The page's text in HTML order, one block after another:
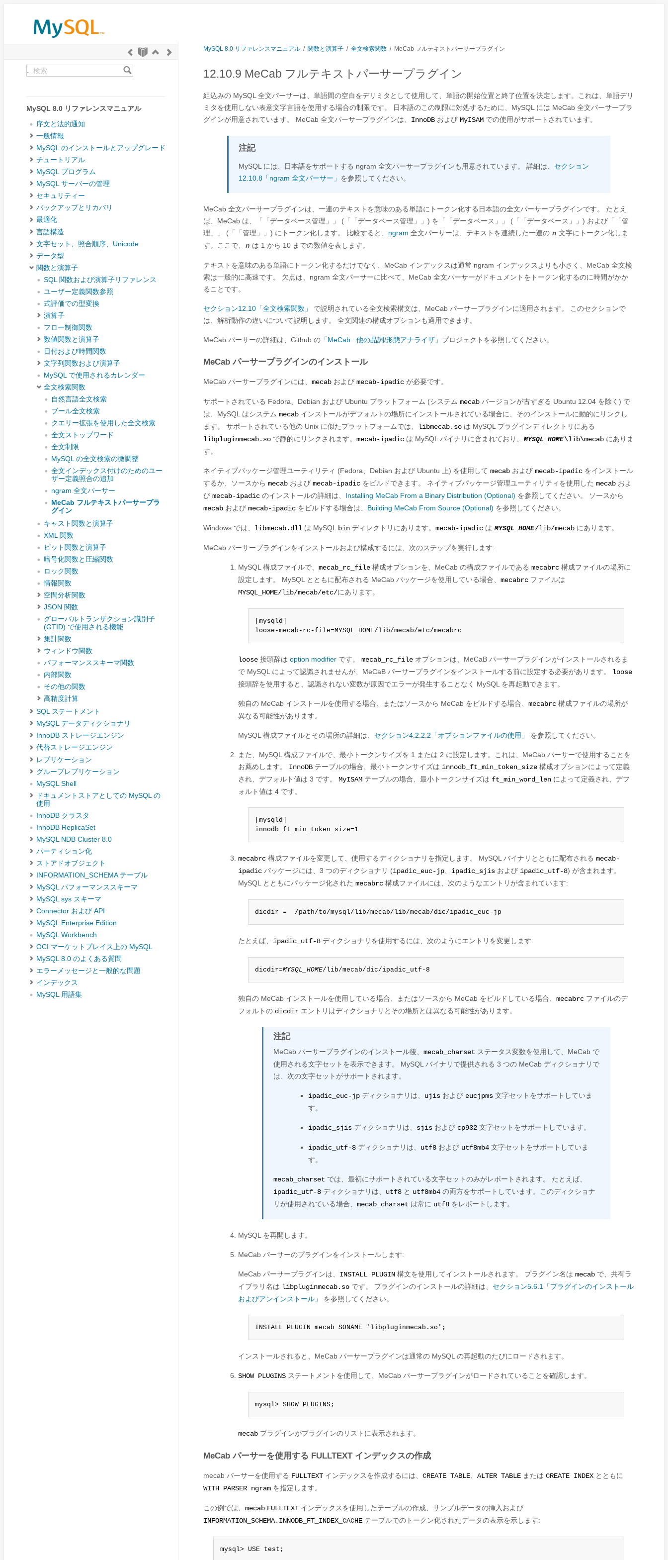
MySQL 8.0 リファレンスマニュアル
序文と法的通知
一般情報
MySQL のインストールとアップグレード
チュートリアル
MySQL プログラム
MySQL サーバーの管理
セキュリティー
バックアップとリカバリ
最適化
言語構造
文字セット、照合順序、Unicode
データ型
関数と演算子
SQL 関数および演算子リファレンス
ユーザー定義関数参照
式評価での型変換
演算子
フロー制御関数
数値関数と演算子
日付および時間関数
文字列関数および演算子
MySQL で使用されるカレンダー
全文検索関数
自然言語全文検索
ブール全文検索
クエリー拡張を使用した全文検索
全文ストップワード
全文制限
MySQL の全文検索の微調整
全文インデックス付けのためのユー
ザー定義照合の追加
ngram 全文パーサー
MeCab フルテキストパーサープラ
グイン
キャスト関数と演算子
XML 関数
ビット関数と演算子
暗号化関数と圧縮関数
ロック関数
情報関数
空間分析関数
JSON 関数
グローバルトランザクション識別子
(GTID) で使用される機能
集計関数
ウィンドウ関数
パフォーマンススキーマ関数
内部関数
その他の関数
高精度計算
SQL ステートメント
MySQL データディクショナリ
InnoDB ストレージエンジン
代替ストレージエンジン
レプリケーション
グループレプリケーション
MySQL Shell
ドキュメントストアとしての MySQL の
使用
InnoDB クラスタ
InnoDB ReplicaSet
MySQL NDB Cluster 8.0
パーティション化
ストアドオブジェクト
INFORMATION_SCHEMA テーブル
MySQL パフォーマンススキーマ
MySQL sys スキーマ
Connector および API
MySQL Enterprise Edition
MySQL Workbench
OCI マーケットプレイス上の MySQL
MySQL 8.0 のよくある質問
エラーメッセージと一般的な問題
インデックス
MySQL 用語集
MySQL 8.0 リファレンスマニュアル / 関数と演算子 / 全文検索関数 / MeCab フルテキストパーサープラグイン
12.10.9 MeCab フルテキストパーサープラグイン
組込みの MySQL 全文パーサーは、単語間の空白をデリミタとして使用して、単語の開始位置と終了位置を決定します。これは、単語デリ
ミタを使用しない表意文字言語を使用する場合の制限です。 日本語のこの制限に対処するために、MySQL には MeCab 全文パーサープラ
グインが用意されています。 MeCab 全文パーサープラグインは、 InnoDB および MyISAM での使用がサポートされています。
注記
MySQL には、日本語をサポートする ngram 全文パーサープラグインも用意されています。 詳細は、 セクション
12.10.8「ngram 全文パーサー」 を参照してください。
MeCab 全文パーサープラグインは、一連のテキストを意味のある単語にトークン化する日本語の全文パーサープラグインです。 たとえ
ば、MeCab は、
「 「 データベース管理 」 」 ( 「 「データベース管理」 」 ) を 「 「 データベース 」 」 ( 「 「データベース」 」 ) および 「 「 管
理 」 」 ( 「 「管理」 」 ) にトークン化します。 比較すると、 ngram 全文パーサーは、テキストを連続した一連の n 文字にトークン化しま
す。ここで、 n は 1 から 10 までの数値を表します。
テキストを意味のある単語にトークン化するだけでなく、MeCab インデックスは通常 ngram インデックスよりも小さく、MeCab 全文検
索は一般的に高速です。 欠点は、ngram 全文パーサーに比べて、MeCab 全文パーサーがドキュメントをトークン化するのに時間がかか
ることです。
セクション12.10「全文検索関数」
で説明されている全文検索構文は、MeCab パーサープラグインに適用されます。 このセクションで
は、解析動作の違いについて説明します。 全文関連の構成オプションも適用できます。
MeCab パーサーの詳細は、Github の 「MeCab : 他の品詞/形態アナライザ」 プロジェクトを参照してください。
MeCab パーサープラグインのインストール
MeCab パーサープラグインには、 mecab および mecab-ipadic が必要です。
サポートされている Fedora、Debian および Ubuntu プラットフォーム (システム mecab バージョンが古すぎる Ubuntu 12.04 を除く) で
は、MySQL はシステム mecab インストールがデフォルトの場所にインストールされている場合に、そのインストールに動的にリンクし
ます。 サポートされている他の Unix に似たプラットフォームでは、
libmecab.so は MySQL プラグインディレクトリにある
libpluginmecab.so で静的にリンクされます。 mecab-ipadic は MySQL バイナリに含まれており、 MYSQL_HOME\lib\mecab にありま
す。
ネイティブパッケージ管理ユーティリティ (Fedora、Debian および Ubuntu 上) を使用して mecab および mecab-ipadic をインストール
するか、ソースから mecab および mecab-ipadic をビルドできます。 ネイティブパッケージ管理ユーティリティを使用した mecab およ
び mecab-ipadic のインストールの詳細は、 Installing MeCab From a Binary Distribution (Optional) を参照してください。 ソースから
mecab および mecab-ipadic をビルドする場合は、 Building MeCab From Source (Optional) を参照してください。
Windows では、 libmecab.dll は MySQL bin ディレクトリにあります。 mecab-ipadic は MYSQL_HOME/lib/mecab にあります。
MeCab パーサープラグインをインストールおよび構成するには、次のステップを実行します:
MySQL 構成ファイルで、 mecab_rc_file 構成オプションを、MeCab の構成ファイルである mecabrc 構成ファイルの場所に
設定します。 MySQL とともに配布される MeCab パッケージを使用している場合、 mecabrc ファイルは
MYSQL_HOME/lib/mecab/etc/にあります。
[mysqld]
loose-mecab-rc-file=MYSQL_HOME/lib/mecab/etc/mecabrc
loose 接頭辞は option modifier です。 mecab_rc_file オプションは、MeCaB パーサープラグインがインストールされるま
で MySQL によって認識されませんが、MeCaB パーサープラグインをインストールする前に設定する必要があります。
loose
接頭辞を使用すると、認識されない変数が原因でエラーが発生することなく MySQL を再起動できます。
独自の MeCab インストールを使用する場合、またはソースから MeCab をビルドする場合、 mecabrc 構成ファイルの場所が
異なる可能性があります。
MySQL 構成ファイルとその場所の詳細は、 セクション4.2.2.2「オプションファイルの使用」 を参照してください。
また、MySQL 構成ファイルで、最小トークンサイズを 1 または 2 に設定します。これは、MeCab パーサーで使用することを
お薦めします。 InnoDB テーブルの場合、最小トークンサイズは innodb_ft_min_token_size 構成オプションによって定義
され、デフォルト値は 3 です。 MyISAM テーブルの場合、最小トークンサイズは ft_min_word_len によって定義され、デフ
ォルト値は 4 です。
[mysqld]
innodb_ft_min_token_size=1
mecabrc 構成ファイルを変更して、使用するディクショナリを指定します。 MySQL バイナリとともに配布される mecab-
ipadic パッケージには、3 つのディクショナリ (ipadic_euc-jp ipadic_sjis および ipadic_utf-8) が含まれます。
MySQL とともにパッケージ化された mecabrc 構成ファイルには、次のようなエントリが含まれています:
dicdir =  /path/to/mysql/lib/mecab/lib/mecab/dic/ipadic_euc-jp
たとえば、 ipadic_utf-8 ディクショナリを使用するには、次のようにエントリを変更します:
dicdir=MYSQL_HOME/lib/mecab/dic/ipadic_utf-8
独自の MeCab インストールを使用している場合、またはソースから MeCab をビルドしている場合、 mecabrc ファイルのデ
フォルトの dicdir エントリはディクショナリとその場所とは異なる可能性があります。
注記
MeCab パーサープラグインのインストール後、 mecab_charset ステータス変数を使用して、MeCab で
使用される文字セットを表示できます。 MySQL バイナリで提供される 3 つの MeCab ディクショナリで
は、次の文字セットがサポートされます。
ipadic_euc-jp ディクショナリは、 ujis および eucjpms 文字セットをサポートしていま
す。
ipadic_sjis ディクショナリは、 sjis および cp932 文字セットをサポートしています。
ipadic_utf-8 ディクショナリは、 utf8 および utf8mb4 文字セットをサポートしていま
す。
mecab_charset では、最初にサポートされている文字セットのみがレポートされます。 たとえば、
ipadic_utf-8 ディクショナリは、 utf8 と utf8mb4 の両方をサポートしています。このディクショナ
リが使用されている場合、 mecab_charset は常に utf8 をレポートします。
MySQL を再開します。
MeCab パーサーのプラグインをインストールします:
MeCab パーサープラグインは、 INSTALL PLUGIN 構文を使用してインストールされます。 プラグイン名は mecab で、共有ラ
イブラリ名は libpluginmecab.so です。 プラグインのインストールの詳細は、 セクション5.6.1「プラグインのインストール
およびアンインストール」
を参照してください。
INSTALL PLUGIN mecab SONAME 'libpluginmecab.so';
インストールされると、MeCab パーサープラグインは通常の MySQL の再起動のたびにロードされます。
SHOW PLUGINS ステートメントを使用して、MeCab パーサープラグインがロードされていることを確認します。
mysql> SHOW PLUGINS;
mecab プラグインがプラグインのリストに表示されます。
MeCab パーサーを使用する FULLTEXT インデックスの作成
mecab パーサーを使用する FULLTEXT インデックスを作成するには、 CREATE TABLE ALTER TABLE または CREATE INDEX とともに
WITH PARSER ngram を指定します。
この例では、 mecab FULLTEXT インデックスを使用したテーブルの作成、サンプルデータの挿入および
INFORMATION_SCHEMA.INNODB_FT_INDEX_CACHE テーブルでのトークン化されたデータの表示を示します:
mysql> USE test;